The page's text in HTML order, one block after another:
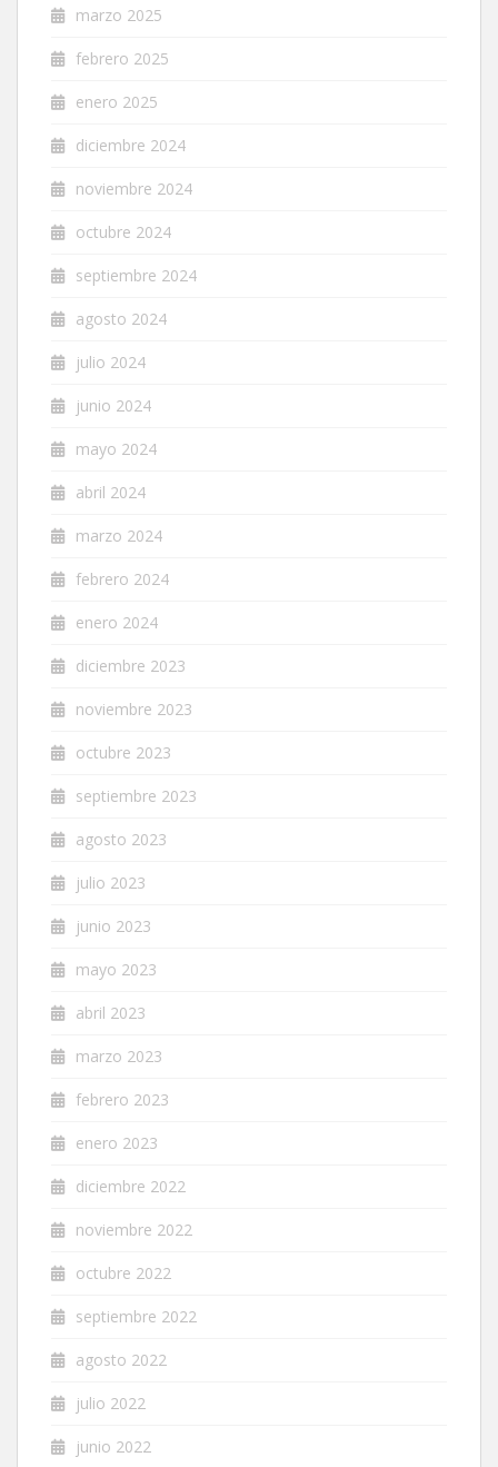
marzo 2025
febrero 2025
enero 2025
diciembre 2024
noviembre 2024
octubre 2024
septiembre 2024
agosto 2024
julio 2024
junio 2024
mayo 2024
abril 2024
marzo 2024
febrero 2024
enero 2024
diciembre 2023
noviembre 2023
octubre 2023
septiembre 2023
agosto 2023
julio 2023
junio 2023
mayo 2023
abril 2023
marzo 2023
febrero 2023
enero 2023
diciembre 2022
noviembre 2022
octubre 2022
septiembre 2022
agosto 2022
julio 2022
junio 2022